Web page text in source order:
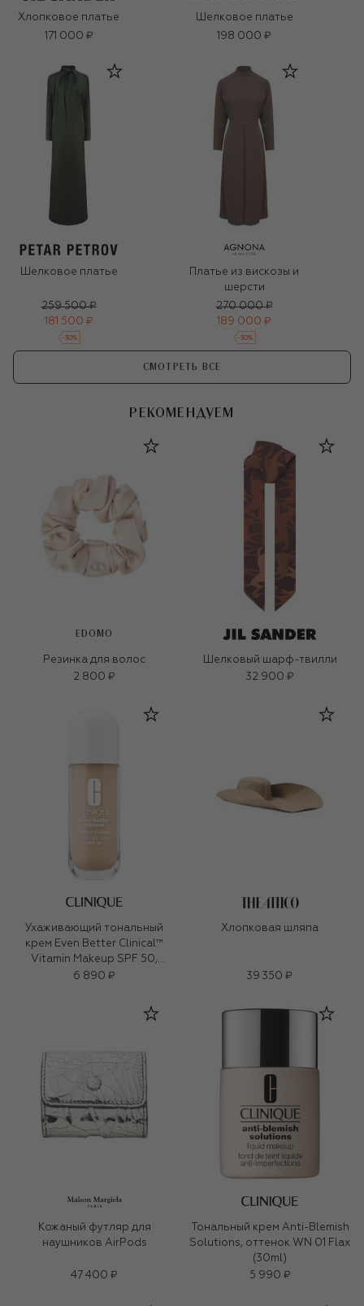
Хлопковое платье
171 000 ₽
Шелковое платье
198 000 ₽
Шелковое платье
259 500 ₽
181 500 ₽
-30%
Платье из вискозы и
шерсти
270 000 ₽
189 000 ₽
-30%
СМОТРЕТЬ ВСЕ
РЕКОМЕНДУЕМ
EDOMO
Резинка для волос
2 800 ₽
Шелковый шарф-твилли
32 900 ₽
Ухаживающий тональный
крем Even Better Clinical™
Vitamin Makeup SPF 50,
оттенок Light Cool 2 (30ml)
6 890 ₽
Хлопковая шляпа
39 350 ₽
Кожаный футляр для
наушников AirPods
47 400 ₽
Тональный крем Anti-Blemish
Solutions, оттенок WN 01 Flax
(30ml)
5 990 ₽